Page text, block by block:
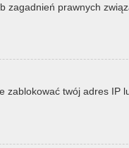
prawnych
zablokować twój adres